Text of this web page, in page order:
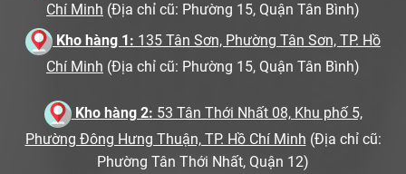
Chí Minh (Địa chỉ cũ: Phường 15, Quận Tân Bình)
Kho hàng 1: 135 Tân Sơn, Phường Tân Sơn, TP. Hồ
Chí Minh (Địa chỉ cũ: Phường 15, Quận Tân Bình)
Kho hàng 2: 53 Tân Thới Nhất 08, Khu phố 5,
Phường Đông Hưng Thuận, TP. Hồ Chí Minh (Địa chỉ cũ:
Phường Tân Thới Nhất, Quận 12)